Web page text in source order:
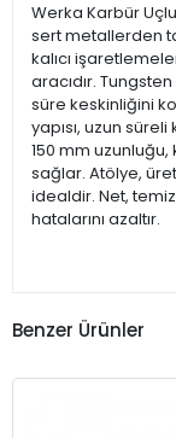
Werka Karbür
sert metallerden
kalıcı
aracıdır.
süre keskinliğini
yapısı, uzun
150 mm uzunluğu,
sağlar. Atölye,
idealdir. Net,
hatalarını azaltır.
Benzer Ürünler